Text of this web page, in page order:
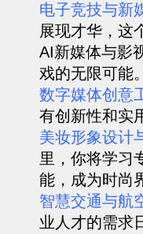
电子竞技与新
展现才华，这
AI新媒体与影
戏的无限可能
数字媒体创意
有创新性和实
美妆形象设计
里，你将学习
能，成为时尚
智慧交通与航
业人才的需求